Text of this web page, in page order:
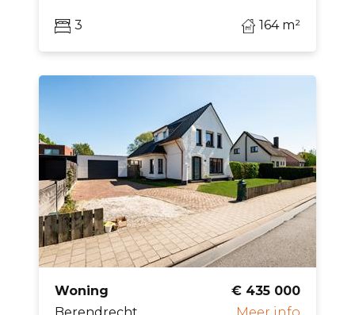
3 164 m²
Woning
€ 435 000